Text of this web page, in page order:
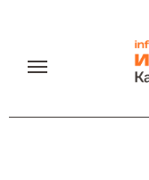
содержанию